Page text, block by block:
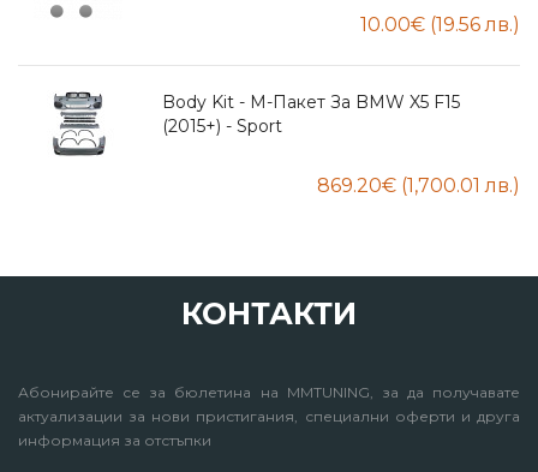
Body Kit - М-Пакет За BMW X5 F15
(2015+) - Sport
КОНТАКТИ
Абонирайте се за бюлетина на MMTUNING, за да получавате
актуализации за нови пристигания, специални оферти и друга
информация за отстъпки